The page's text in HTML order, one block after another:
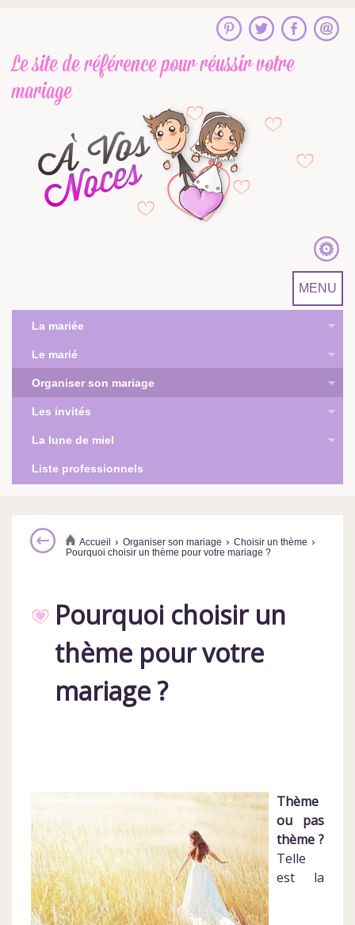
Le site de référencepour réussir votre
mariage
MENU
La mariée
Le marié
Organiser son mariage
Les invités
La lune de miel
Liste professionnels
Accueil › Organiser son mariage › Choisir un thème ›
Pourquoi choisir un thème pour votre mariage ?
Pourquoi choisir un
thème pour votre
mariage ?
Thème
ou pas
thème ?
Telle
est la